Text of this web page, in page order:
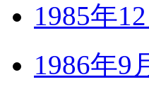
1985年
1986年9